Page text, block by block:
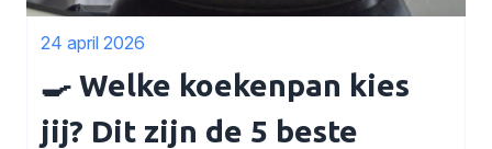
24 april 2026
🍳 Welke koekenpan kies
jij? Dit zijn de 5 beste